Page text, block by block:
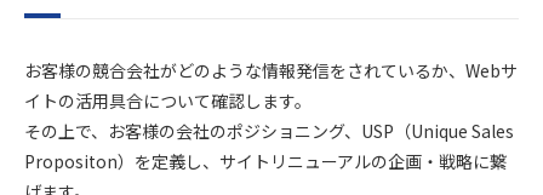
お客様の競合会社がどのような情報発信をされているか、Webサ
イトの活用具合について確認します。
その上で、お客様の会社のポジショニング、USP（Unique Sales
Propositon）を定義し、サイトリニューアルの企画・戦略に繋